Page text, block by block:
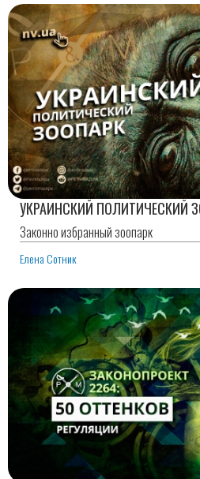
УКРАИНСКИЙ ПОЛИТИЧЕСКИЙ
Законно избранный зоопарк
Елена Сотник